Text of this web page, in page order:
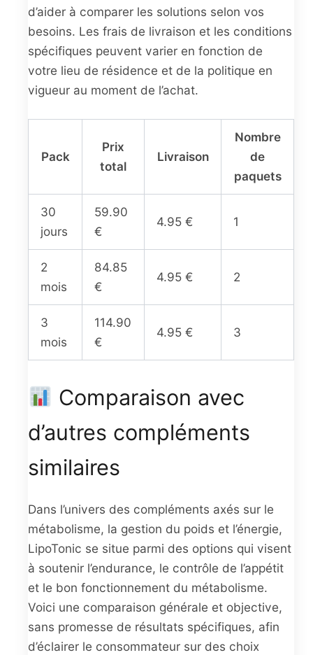
d’aider à comparer les solutions selon vos
besoins. Les frais de livraison et les conditions
spécifiques peuvent varier en fonction de
votre lieu de résidence et de la politique en
vigueur au moment de l’achat.
Pack
Prix
total
Livraison
Nombre
de
paquets
30
jours
59.90
€
4.95 € 1
2
mois
84.85
€
4.95 € 2
3
mois
114.90
€
4.95 € 3
Comparaison avec
d’autres compléments
similaires
Dans l’univers des compléments axés sur le
métabolisme, la gestion du poids et l’énergie,
LipoTonic se situe parmi des options qui visent
à soutenir l’endurance, le contrôle de l’appétit
et le bon fonctionnement du métabolisme.
Voici une comparaison générale et objective,
sans promesse de résultats spécifiques, afin
d’éclairer le consommateur sur des choix